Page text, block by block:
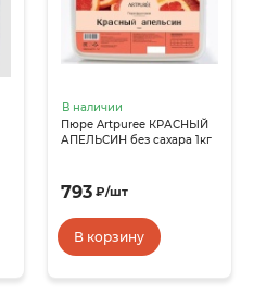
В наличии
Пюре Artpuree КРАСНЫЙ
АПЕЛЬСИН без сахара 1кг
793 ₽/шт
В корзину